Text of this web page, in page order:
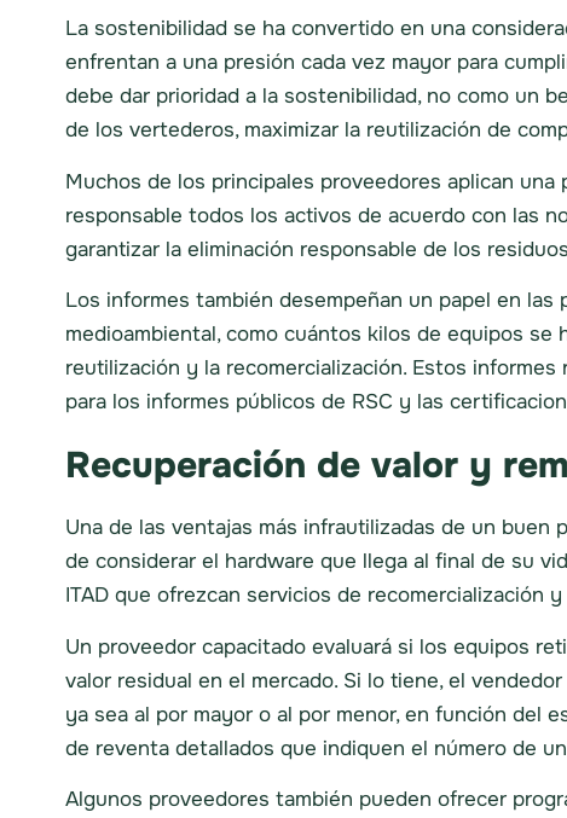
La sostenibilidad se ha convertido en una
enfrentan a una presión cada vez mayor para
debe dar prioridad a la sostenibilidad, no como un
de los vertederos, maximizar la reutilización de
Muchos de los principales proveedores aplican
responsable todos los activos de acuerdo con las
garantizar la eliminación responsable de los
Los informes también desempeñan un papel en
medioambiental, como cuántos kilos de equipos
reutilización y la recomercialización. Estos
para los informes públicos de RSC y las
Recuperación de valor y
Una de las ventajas más infrautilizadas de un buen
de considerar el hardware que llega al final de su
ITAD que ofrezcan servicios de recomercialización
Un proveedor capacitado evaluará si los equipos
valor residual en el mercado. Si lo tiene, el
ya sea al por mayor o al por menor, en función del
de reventa detallados que indiquen el número de
Algunos proveedores también pueden ofrecer